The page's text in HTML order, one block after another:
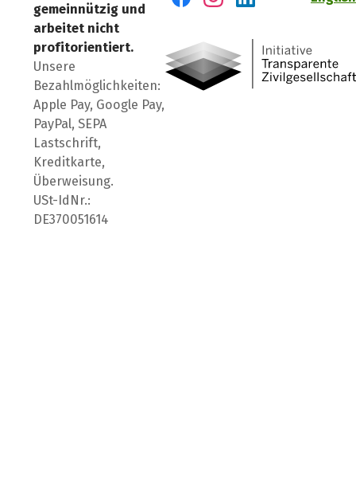
gemeinnützig und
arbeitet nicht
profitorientiert.
Unsere
Bezahlmöglichkeiten:
Apple Pay, Google Pay,
PayPal, SEPA
Lastschrift,
Kreditkarte,
Überweisung.
USt-IdNr.:
DE370051614